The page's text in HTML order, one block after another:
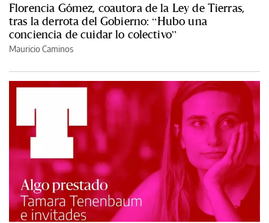
Florencia Gómez, coautora de la Ley de Tierras,
tras la derrota del Gobierno: “Hubo una
conciencia de cuidar lo colectivo”
Mauricio Caminos